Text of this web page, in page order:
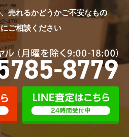
売れるかどうかご不安なもの
ご相談ください